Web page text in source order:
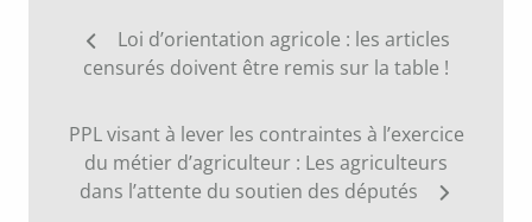
Navigation
de
Loi d’orientation agricole : les articles
censurés doivent être remis sur la table !
PPL visant à lever les contraintes à l’exercice
du métier d’agriculteur : Les agriculteurs
dans l’attente du soutien des députés